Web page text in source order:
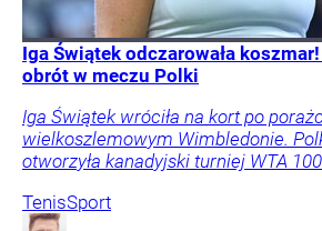
Iga Świątek odczarowała
obrót w meczu Polki
Iga Świątek wróciła na kort po
wielkoszlemowym Wimbledonie.
otworzyła kanadyjski turniej WTA
TenisSport